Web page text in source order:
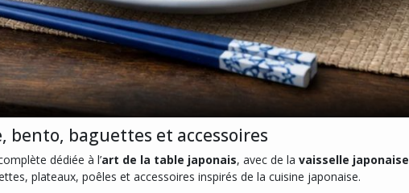
bento, baguettes et accessoires
dédiée à l’art de la table japonais, avec de la vaisselle japonaise
plateaux, poêles et accessoires inspirés de la cuisine japonaise.